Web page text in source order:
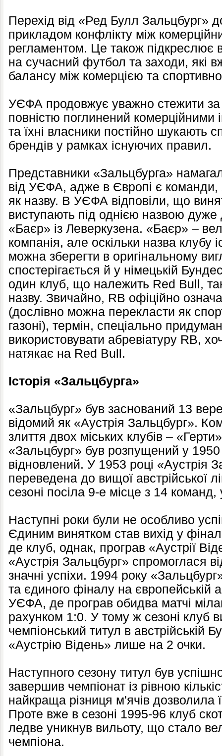
Перехід від «Ред Булл Зальцбург»
прикладом конфлікту між
регламентом. Це також підкреслює
на сучасний футбол та заходи, які
балансу між комерцією та
УЄФА продовжує уважно стежити
повністю поглинений комерційними
та їхні власники постійно шукають
брендів у рамках існуючих правил.
Представники «Зальцбурга»
від УЄФА, адже в Європі є команди,
як назву. В УЄФА відповіли, що
виступають під однією назвою
«Баєр» із Леверкузена. «Баєр» –
компанія, але оскільки назва клубу
можна зберегти в оригінальному
спостерігається й у німецькій
один клуб, що належить Red Bull,
назву. Звичайно, RB офіційно
(дослівно можна перекласти як
газоні), термін, спеціально
використовувати абревіатуру RB,
натякає на Red Bull.
Історія «Зальцбурга»
«Зальцбург» був заснований 13
відомий як «Аустрія Зальцбург».
злиття двох міських клубів –
«Зальцбург» був розпущений у
відновлений. У 1953 році «Аустрія
переведена до вищої австрійської
сезоні посіла 9-е місце з 14
Наступні роки були не особливо
Єдиним винятком став вихід у
де клуб, однак, програв «Аустрії
«Аустрія Зальцбург» спромоглася
значні успіхи. 1994 року
та єдиного фіналу на європейській
УЄФА, де програв обидва матчі
рахунком 1:0. У тому ж сезоні клуб
чемпіонський титул в австрійській
«Аустрію Відень» лише на 2 очки.
Наступного сезону титул був
завершив чемпіонат із рівною
найкраща різниця м'ячів дозволила
Проте вже в сезоні 1995-96 клуб
ледве уникнув вильоту, що стало
чемпіона.